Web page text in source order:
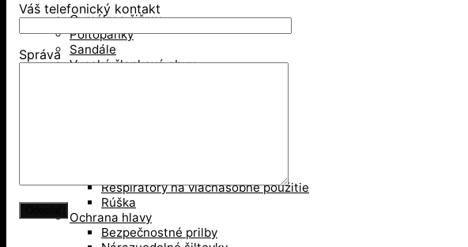
Gumáky a čižmy
Poltopánky
Sandále
Vysoká členková obuv
Respirátory na viacnásobné použitie
Rúška
Ochrana hlavy
Bezpečnostné prilby
Váš telefonický kontakt
Správa